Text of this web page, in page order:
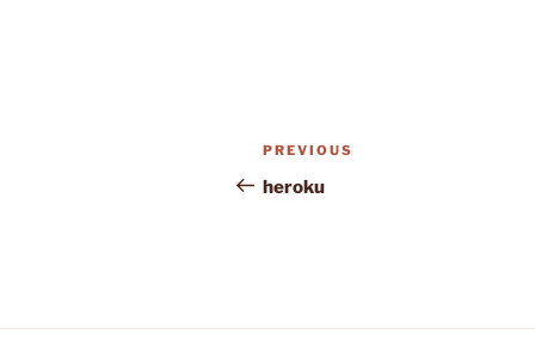
Post
navigation
Previous
Post
PREVIOUS
heroku